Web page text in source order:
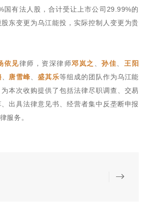
国有法人股，合计受让上市公司29.99%的
东变更为乌江能投，实际控制人变更为贵
依见律师，资深律师邓岚之 、孙佳
王阳
唐雪峰 、盛其乐等组成的团队作为乌江能
本次收购提供了包括法律尽职调查、交易
出具法律意见书、经营者集中反垄断申报
服务。